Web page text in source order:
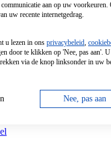
aan op uw
uw recente internetgedrag.
u lezen in ons privacybeleid,
door te klikken op 'Nee, pas aan'.
via de knop linksonder in uw
Nee, pas aan